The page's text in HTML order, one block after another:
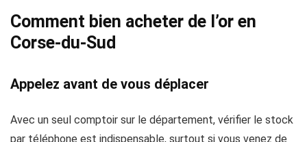
Comment bien acheter de l’or en
Corse-du-Sud
Appelez avant de vous déplacer
Avec un seul comptoir sur le département, vérifier le stock
par téléphone est indispensable, surtout si vous venez de